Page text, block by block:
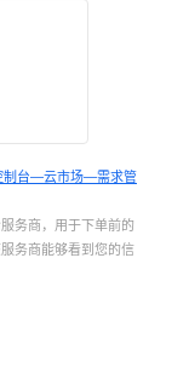
制台—云市场—需求管
务商，用于下单前的
务商能够看到您的信